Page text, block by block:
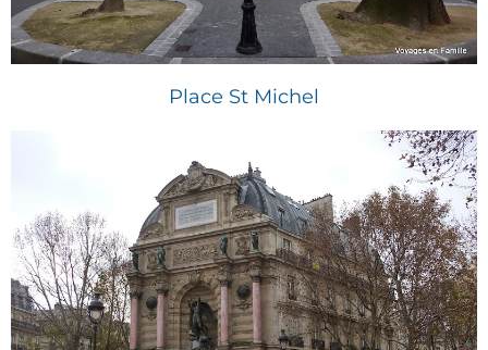
Place St Michel